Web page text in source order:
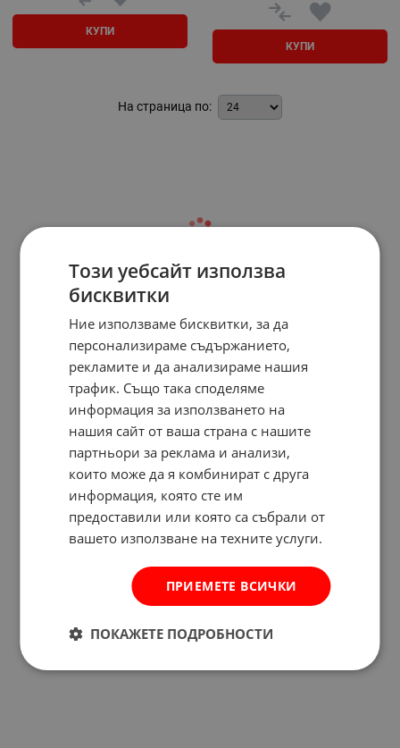
КУПИ
КУПИ
На страница по:
Този уебсайт използва
бисквитки
Ние използваме бисквитки, за да
персонализираме съдържанието,
рекламите и да анализираме нашия
трафик. Също така споделяме
информация за използването на
нашия сайт от ваша страна с нашите
партньори за реклама и анализи,
които може да я комбинират с друга
информация, която сте им
предоставили или която са събрали от
вашето използване на техните услуги.
ПРИЕМЕТЕ ВСИЧКИ
ПОКАЖЕТЕ ПОДРОБНОСТИ